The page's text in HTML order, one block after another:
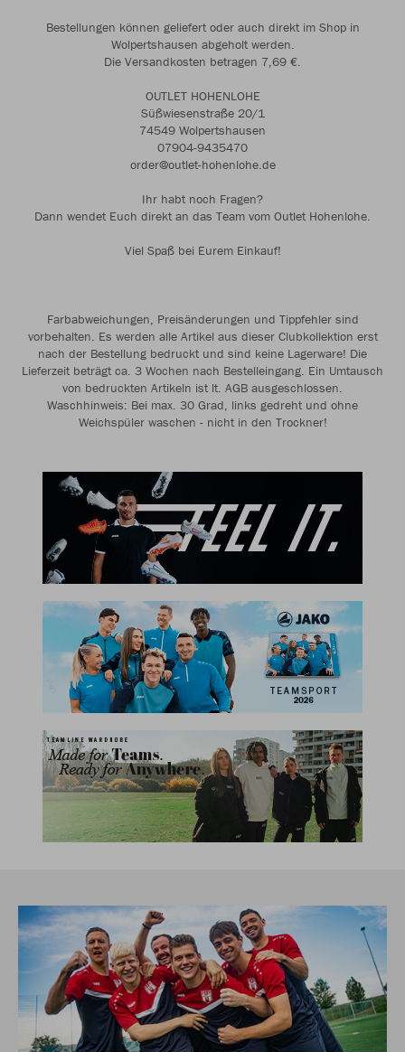
Bestellungen können geliefert oder auch direkt im Shop in
Wolpertshausen abgeholt werden.
Die Versandkosten betragen 7,69 €.
OUTLET HOHENLOHE
Süßwiesenstraße 20/1
74549 Wolpertshausen
07904-9435470
order@outlet-hohenlohe.de
Ihr habt noch Fragen?
Dann wendet Euch direkt an das Team vom Outlet Hohenlohe.
Viel Spaß bei Eurem Einkauf!
Farbabweichungen, Preisänderungen und Tippfehler sind
vorbehalten. Es werden alle Artikel aus dieser Clubkollektion erst
nach der Bestellung bedruckt und sind keine Lagerware! Die
Lieferzeit beträgt ca. 3 Wochen nach Bestelleingang. Ein Umtausch
von bedruckten Artikeln ist lt. AGB ausgeschlossen.
Waschhinweis: Bei max. 30 Grad, links gedreht und ohne
Weichspüler waschen - nicht in den Trockner!